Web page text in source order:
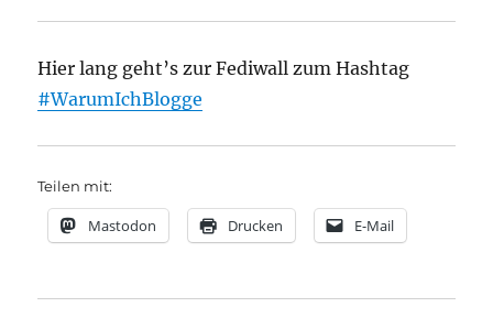
Hier lang geht’s zur Fediwall zum Hashtag
#WarumIchBlogge
Teilen mit:
Mastodon Drucken E-Mail